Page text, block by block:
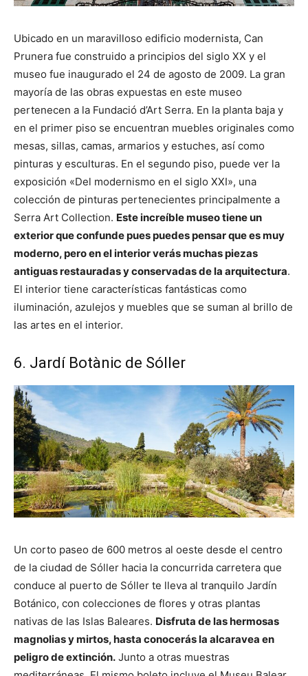
Ubicado en un maravilloso edificio modernista, Can
Prunera fue construido a principios del siglo XX y el
museo fue inaugurado el 24 de agosto de 2009. La gran
mayoría de las obras expuestas en este museo
pertenecen a la Fundació d’Art Serra. En la planta baja y
en el primer piso se encuentran muebles originales como
mesas, sillas, camas, armarios y estuches, así como
pinturas y esculturas. En el segundo piso, puede ver la
exposición «Del modernismo en el siglo XXI», una
colección de pinturas pertenecientes principalmente a
Serra Art Collection. Este increíble museo tiene un
exterior que confunde pues puedes pensar que es muy
moderno, pero en el interior verás muchas piezas
antiguas restauradas y conservadas de la arquitectura.
El interior tiene características fantásticas como
iluminación, azulejos y muebles que se suman al brillo de
las artes en el interior.
6. Jardí Botànic de Sóller
Un corto paseo de 600 metros al oeste desde el centro
de la ciudad de Sóller hacia la concurrida carretera que
conduce al puerto de Sóller te lleva al tranquilo Jardín
Botánico, con colecciones de flores y otras plantas
nativas de las Islas Baleares. Disfruta de las hermosas
magnolias y mirtos, hasta conocerás la alcaravea en
peligro de extinción. Junto a otras muestras